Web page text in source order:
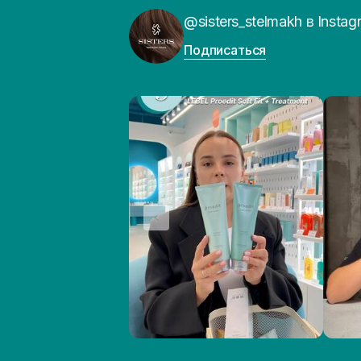
@sisters_stelmakh в
Подписаться